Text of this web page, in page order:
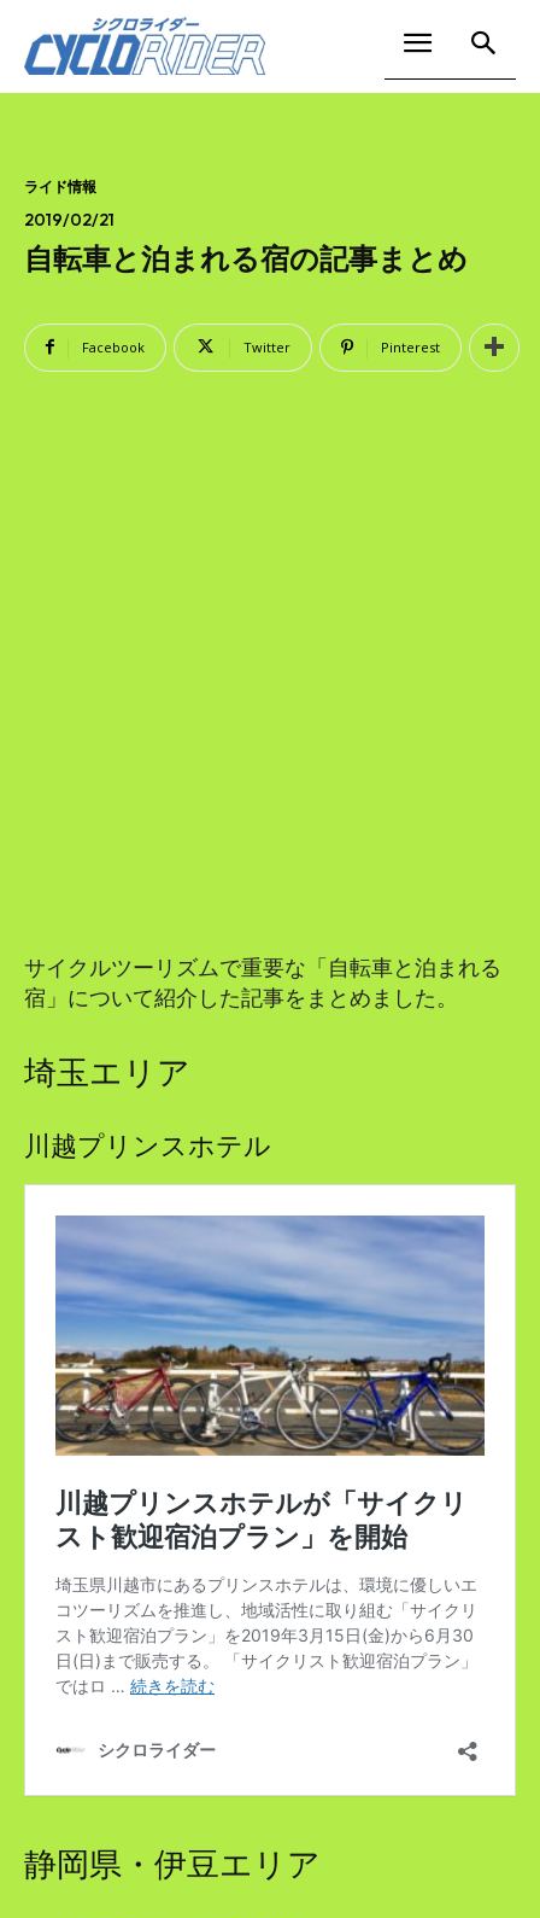
ライド情報
2019/02/21
自転車と泊まれる宿の記事まとめ
Facebook Twitter Pinterest
サイクルツーリズムで重要な「自転車と泊まれる
宿」について紹介した記事をまとめました。
埼玉エリア
川越プリンスホテル
静岡県・伊豆エリア